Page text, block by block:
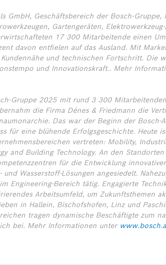
GmbH, Geschäftsbereich der Bosch-
Gartengeräten,
17 300 Mitarbeitende einen
davon entfielen auf das Ausland. Mit
und technischen Fortschritt. Die
und Innovationskraft.. Mehr
Gruppe 2025 mit rund 3 300
die Firma Dénes & Friedmann die
Das war der Beginn der Bosch-
für eine blühende Erfolgsgeschichte. Heute
vertreten: Mobility,
and Building Technology. An den
für die Entwicklung
Wasserstoff-Lösungen angesiedelt.
Engineering-Bereich tätig. Engagierte
Arbeitsumfeld, um Zukunftsthemen
in Hallein, Bischofshofen, Linz und
tragen dynamische Beschäftigte zum
bei. Mehr Informationen unter